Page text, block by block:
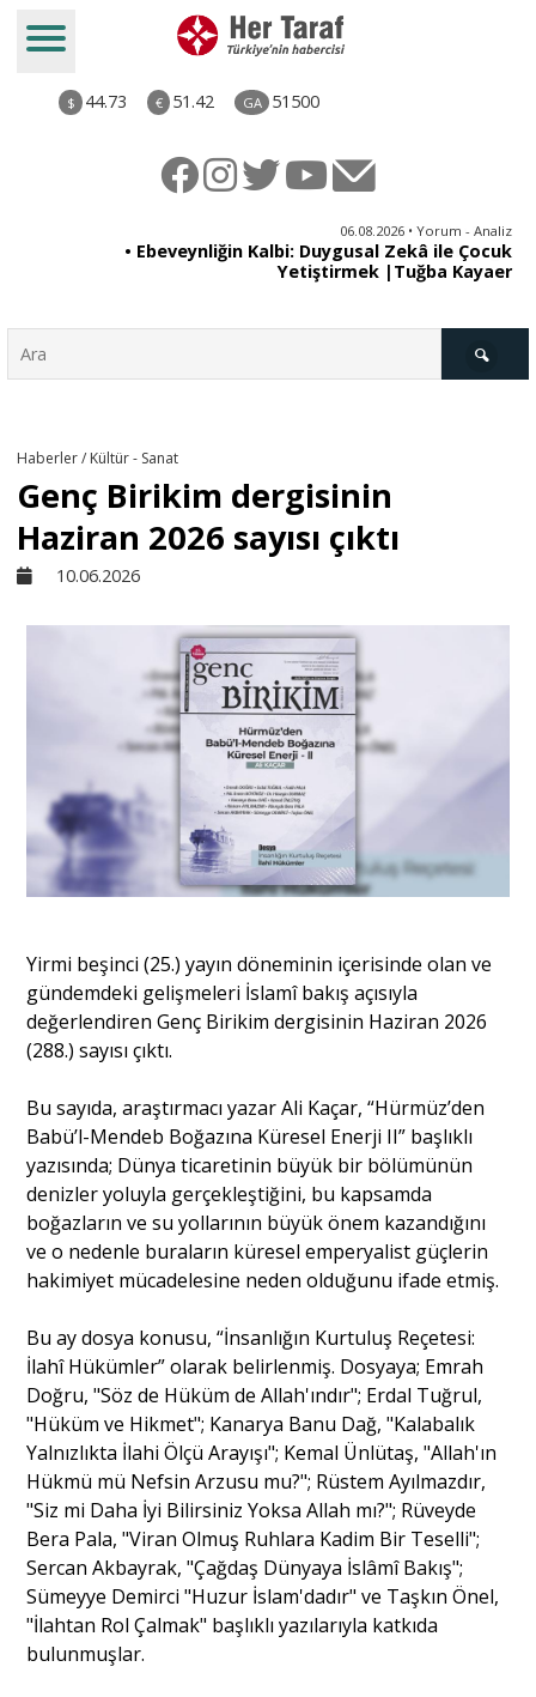
$ 44.73 € 51.42 GA 51500
06.08.2026 • Yorum - Analiz
• Ebeveynliğin Kalbi: Duygusal Zekâ ile Çocuk
Yetiştirmek |Tuğba Kayaer
Derkenar
Kültür - Sanat
Ekonomi
Söyleşi
Portre
Yazarlar
Eğitim
Dosya Haber
Ankara Analiz
Sağlık
Haberler / Kültür - Sanat
Genç Birikim dergisinin
Haziran 2026 sayısı çıktı
10.06.2026
Yirmi beşinci (25.) yayın döneminin içerisinde olan ve
gündemdeki gelişmeleri İslamî bakış açısıyla
değerlendiren Genç Birikim dergisinin Haziran 2026
(288.) sayısı çıktı.
Bu sayıda, araştırmacı yazar Ali Kaçar, “Hürmüz’den
Babü’l-Mendeb Boğazına Küresel Enerji II” başlıklı
yazısında; Dünya ticaretinin büyük bir bölümünün
denizler yoluyla gerçekleştiğini, bu kapsamda
boğazların ve su yollarının büyük önem kazandığını
ve o nedenle buraların küresel emperyalist güçlerin
hakimiyet mücadelesine neden olduğunu ifade etmiş.
Bu ay dosya konusu, “İnsanlığın Kurtuluş Reçetesi:
İlahî Hükümler” olarak belirlenmiş. Dosyaya; Emrah
Doğru, "Söz de Hüküm de Allah'ındır"; Erdal Tuğrul,
"Hüküm ve Hikmet"; Kanarya Banu Dağ, "Kalabalık
Yalnızlıkta İlahi Ölçü Arayışı"; Kemal Ünlütaş, "Allah'ın
Hükmü mü Nefsin Arzusu mu?"; Rüstem Ayılmazdır,
"Siz mi Daha İyi Bilirsiniz Yoksa Allah mı?"; Rüveyde
Bera Pala, "Viran Olmuş Ruhlara Kadim Bir Teselli";
Sercan Akbayrak, "Çağdaş Dünyaya İslâmî Bakış";
Sümeyye Demirci "Huzur İslam'dadır" ve Taşkın Önel,
"İlahtan Rol Çalmak" başlıklı yazılarıyla katkıda
bulunmuşlar.